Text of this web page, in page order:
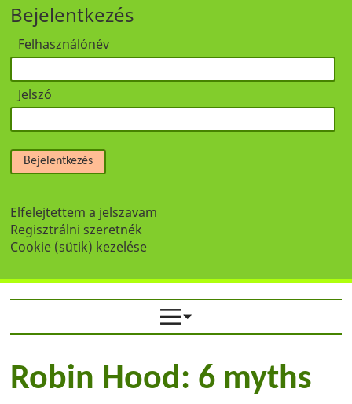
Bejelentkezés
Felhasználónév
Jelszó
Bejelentkezés
Elfelejtettem a jelszavam
Regisztrálni szeretnék
Cookie (sütik) kezelése
Robin Hood: 6 myths